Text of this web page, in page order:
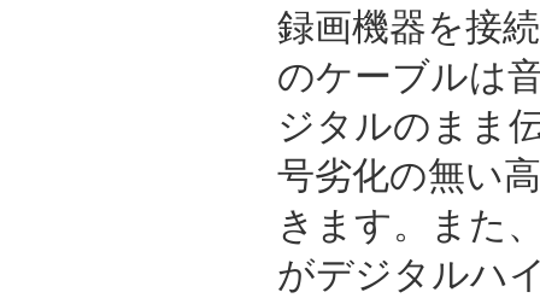
録画機器を接
のケーブルは
ジタルのまま
号劣化の無い
きます。また
がデジタルハ